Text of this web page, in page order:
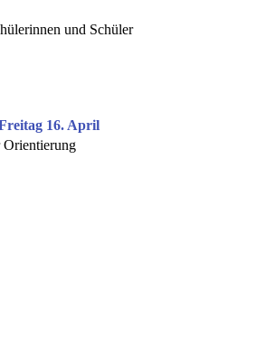
und Schüler
16. April
Orientierung